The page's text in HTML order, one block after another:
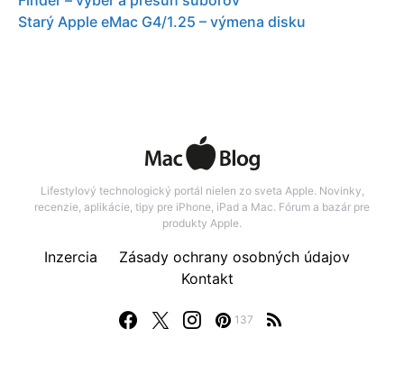
Starý Apple eMac G4/1.25 – výmena disku
Lifestylový technologický portál nielen zo sveta Apple. Novinky,
recenzie, aplikácie, tipy pre iPhone, iPad a Mac. Fórum a bazár pre
produkty Apple.
137
Inzercia
Zásady ochrany osobných údajov
Kontakt